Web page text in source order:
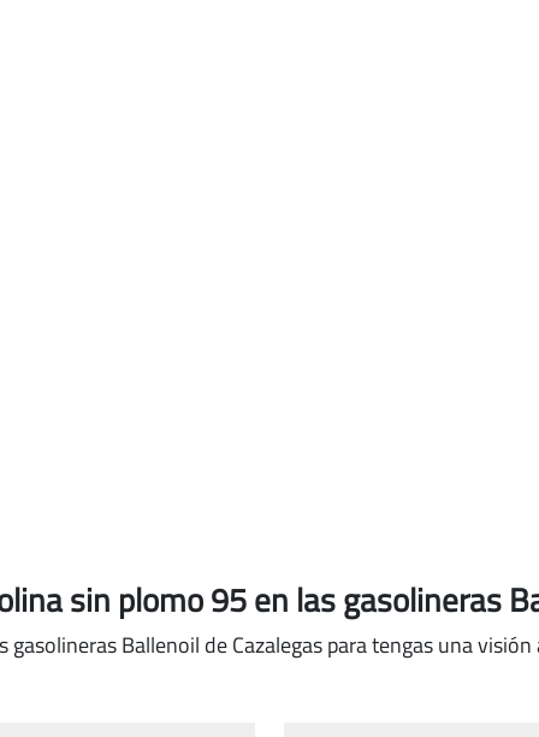
sin plomo 95en las gasolineras
Ballenoil de Cazalegas para tengas una